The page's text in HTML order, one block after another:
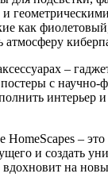
как
атмосферу
–
с научно-
интерьер
HomeScapes –
и создать
вдохновит на